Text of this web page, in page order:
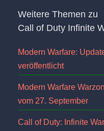
Weitere Themen zu
Call of Duty Infinite
Modern Warfare:
veröffentlicht
Modern Warfare
vom 27. September
Call of Duty: Infinite